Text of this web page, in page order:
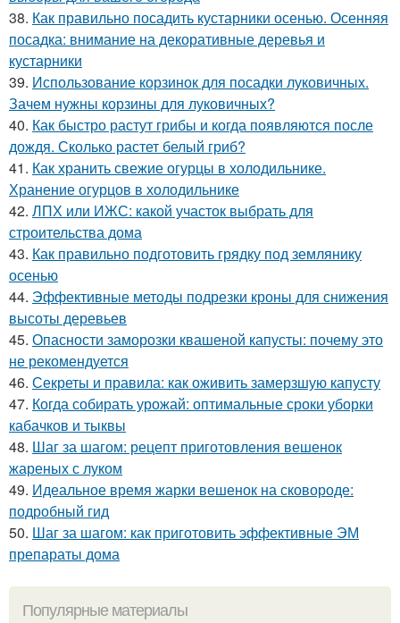
38. Как правильно посадить кустарники осенью. Осенняя
посадка: внимание на декоративные деревья и
кустарники
39. Использование корзинок для посадки луковичных.
Зачем нужны корзины для луковичных?
40. Как быстро растут грибы и когда появляются после
дождя. Сколько растет белый гриб?
41. Как хранить свежие огурцы в холодильнике.
Хранение огурцов в холодильнике
42. ЛПХ или ИЖС: какой участок выбрать для
строительства дома
43. Как правильно подготовить грядку под землянику
осенью
44. Эффективные методы подрезки кроны для снижения
высоты деревьев
45. Опасности заморозки квашеной капусты: почему это
не рекомендуется
46. Секреты и правила: как оживить замерзшую капусту
47. Когда собирать урожай: оптимальные сроки уборки
кабачков и тыквы
48. Шаг за шагом: рецепт приготовления вешенок
жареных с луком
49. Идеальное время жарки вешенок на сковороде:
подробный гид
50. Шаг за шагом: как приготовить эффективные ЭМ
препараты дома
Популярные материалы